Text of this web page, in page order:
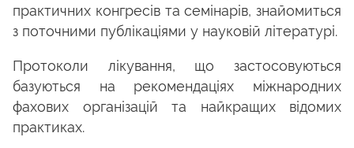
практичних конгресів та семінарів, знайомиться
з поточними публікаціями у науковій літературі.
Протоколи лікування, що застосовуються
базуються на рекомендаціях міжнародних
фахових організацій та найкращих відомих
практиках.